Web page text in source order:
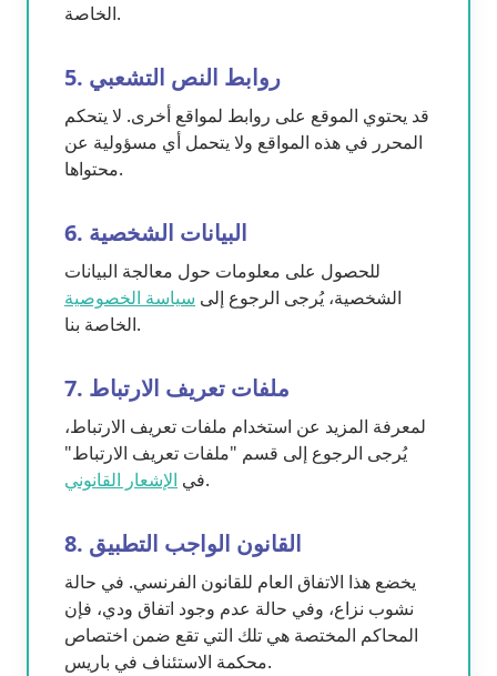
الخاصة.
5. روابط النص التشعبي
قد يحتوي الموقع على روابط لمواقع أخرى. لا يتحكم
المحرر في هذه المواقع ولا يتحمل أي مسؤولية عن
محتواها.
6. البيانات الشخصية
للحصول على معلومات حول معالجة البيانات
الشخصية، يُرجى الرجوع إلى سياسة الخصوصية
الخاصة بنا.
7. ملفات تعريف الارتباط
لمعرفة المزيد عن استخدام ملفات تعريف الارتباط،
يُرجى الرجوع إلى قسم "ملفات تعريف الارتباط"
في الإشعار القانوني .
8. القانون الواجب التطبيق
يخضع هذا الاتفاق العام للقانون الفرنسي. في حالة
نشوب نزاع، وفي حالة عدم وجود اتفاق ودي، فإن
المحاكم المختصة هي تلك التي تقع ضمن اختصاص
محكمة الاستئناف في باريس.